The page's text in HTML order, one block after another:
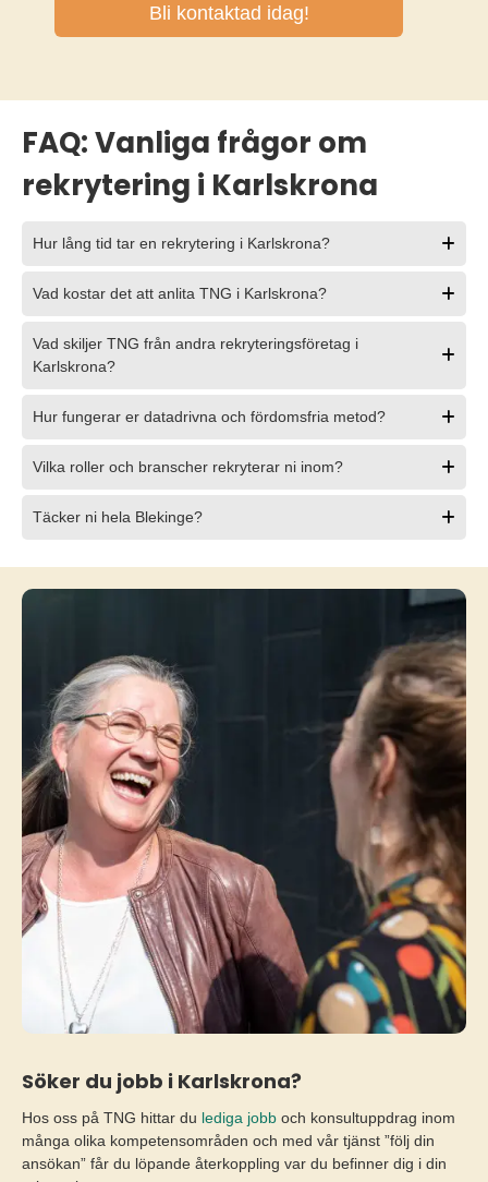
FAQ: Vanliga frågor om
rekrytering i Karlskrona
Hur lång tid tar en rekrytering i Karlskrona?
Vad kostar det att anlita TNG i Karlskrona?
Vad skiljer TNG från andra rekryteringsföretag i
Karlskrona?
Hur fungerar er datadrivna och fördomsfria metod?
Vilka roller och branscher rekryterar ni inom?
Täcker ni hela Blekinge?
Söker du jobb i Karlskrona?
Hos oss på TNG hittar du lediga jobb och konsultuppdrag inom
många olika kompetensområden och med vår tjänst ”följ din
ansökan” får du löpande återkoppling var du befinner dig i din